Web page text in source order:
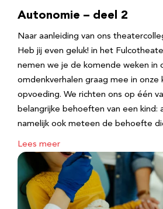
Autonomie – deel 2
Naar aanleiding van ons
Heb jij even geluk! in het
nemen we je de komende weken in
omdenkverhalen graag mee in onze
opvoeding. We richten ons op één
belangrijke behoeften van een kind:
namelijk ook meteen de behoefte
Lees meer